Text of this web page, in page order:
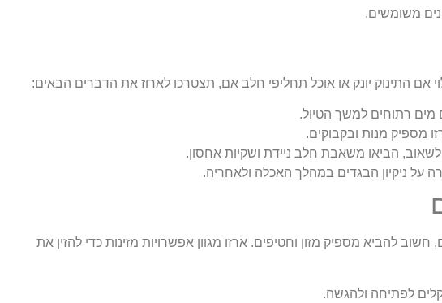
משומשים.
אם התינוק יונק או אוכל תחליפי חלב אם, תצטרכו לארוז את הדברים הבאים:
מים רתוחים למשך הטיול.
מספיק מנות ובקבוקים.
לשאוב, הביאו משאבת חלב ניידת ושקיות אחסון.
על ניקיון הבגדים במהלך האכלה ולאחריה.
חשוב להביא מספיק מזון וחטיפים. ארזו מגוון אפשרויות מזינות כדי להזין את
לפתיחה ולהגשה.